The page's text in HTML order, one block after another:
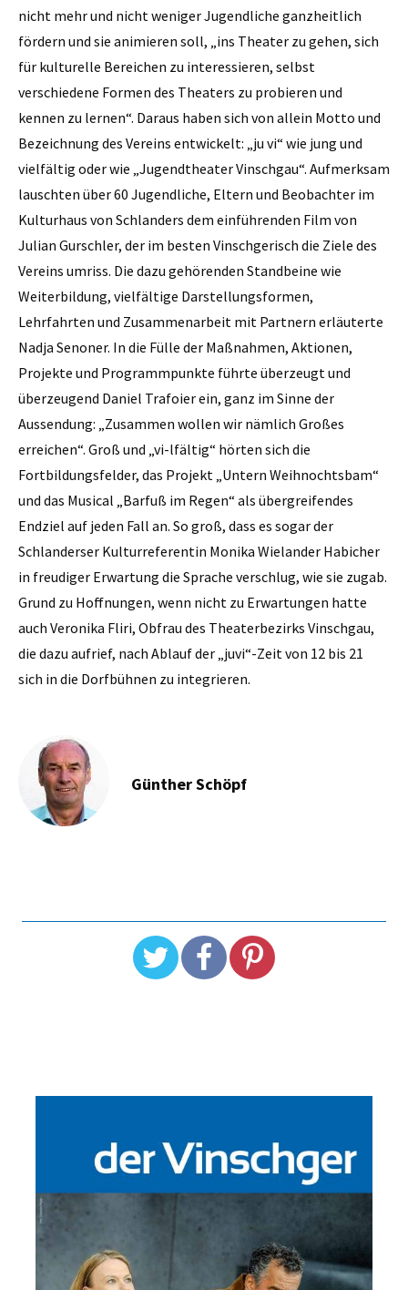
nicht mehr und nicht weniger Jugendliche ganzheitlich
fördern und sie animieren soll, „ins Theater zu gehen, sich
für kulturelle Bereichen zu interessieren, selbst
verschiedene Formen des Theaters zu probieren und
kennen zu lernen“. Daraus haben sich von allein Motto und
Bezeichnung des Vereins entwickelt: „ju vi“ wie jung und
vielfältig oder wie „Jugendtheater Vinschgau“. Aufmerksam
lauschten über 60 Jugendliche, Eltern und Beobachter im
Kulturhaus von Schlanders dem einführenden Film von
Julian Gurschler, der im besten Vinschgerisch die Ziele des
Vereins umriss. Die dazu gehörenden Standbeine wie
Weiterbildung, vielfältige Darstellungsformen,
Lehrfahrten und Zusammenarbeit mit Partnern erläuterte
Nadja Senoner. In die Fülle der Maßnahmen, Aktionen,
Projekte und Programmpunkte führte überzeugt und
überzeugend Daniel Trafoier ein, ganz im Sinne der
Aussendung: „Zusammen wollen wir nämlich Großes
erreichen“. Groß und „vi-lfältig“ hörten sich die
Fortbildungsfelder, das Projekt „Untern Weihnochtsbam“
und das Musical „Barfuß im Regen“ als übergreifendes
Endziel auf jeden Fall an. So groß, dass es sogar der
Schlanderser Kulturreferentin Monika Wielander Habicher
in freudiger Erwartung die Sprache verschlug, wie sie zugab.
Grund zu Hoffnungen, wenn nicht zu Erwartungen hatte
auch Veronika Fliri, Obfrau des Theaterbezirks Vinschgau,
die dazu aufrief, nach Ablauf der „juvi“-Zeit von 12 bis 21
sich in die Dorfbühnen zu integrieren.
Günther Schöpf